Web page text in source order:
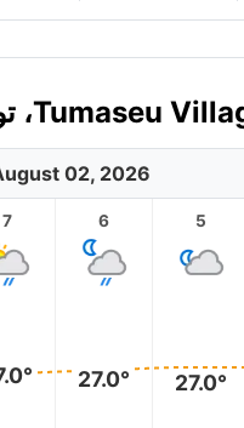
02, 2026
5
27.0°
6
27.0°
7